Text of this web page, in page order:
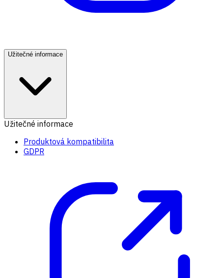
Užitečné informace
Užitečné informace
Produktová kompatibilita
GDPR